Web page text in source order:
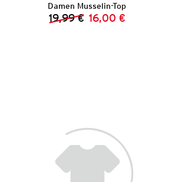
Damen Musselin-Top
Vorheriger Preis:
19,99 € Neuer Preis:
16,00 €